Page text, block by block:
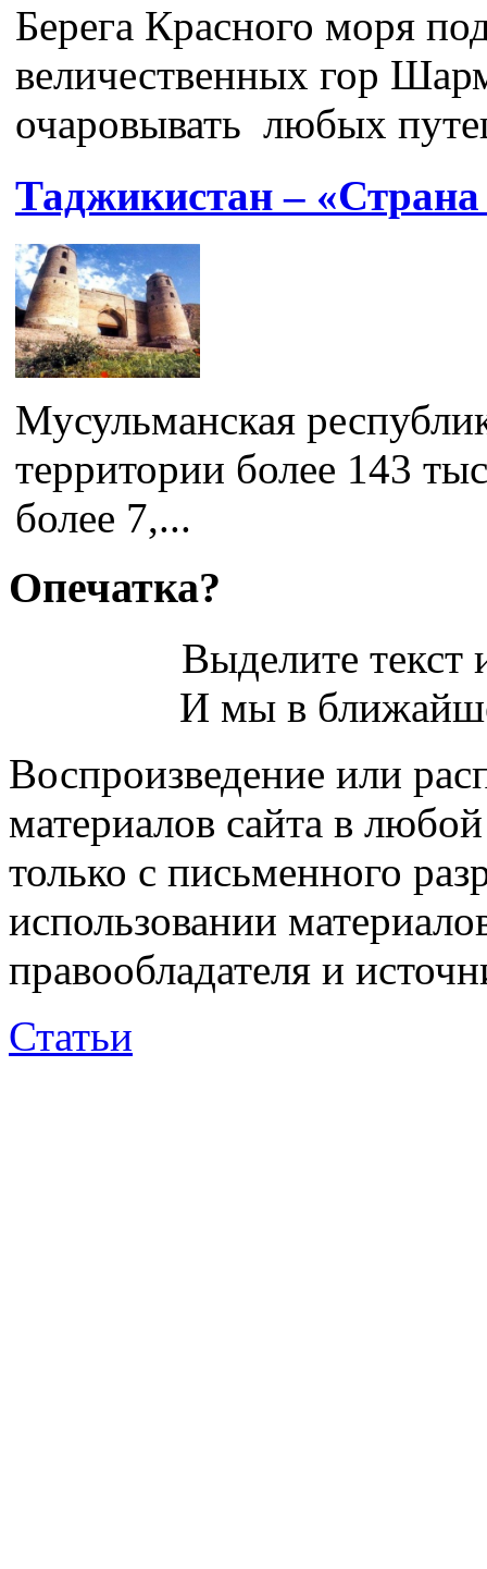
Берега Красного моря
величественных гор
очаровывать любых
Таджикистан –
Мусульманская
территории более 143
более 7,...
Опечатка?
Выделите
И мы в
Воспроизведение или
материалов сайта в
только с письменного
использовании
правообладателя и
Статьи